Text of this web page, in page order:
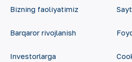
Bizning faoliyatimiz
Barqaror rivojlanish
Investorlarga